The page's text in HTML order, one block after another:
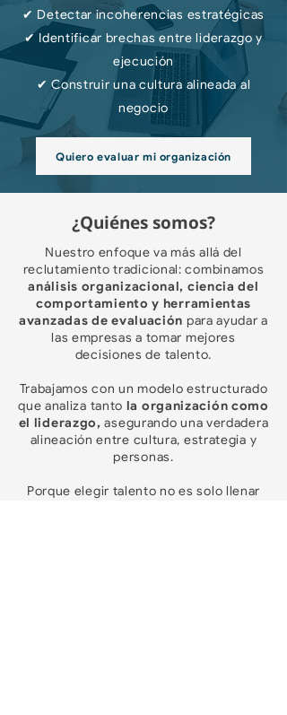
✔ Detectar incoherencias estratégicas
✔ Identificar brechas entre liderazgo y
ejecución
✔ Construir una cultura alineada al
negocio
Quiero evaluar mi organización
¿Quiénes somos?
Nuestro enfoque va más allá del
reclutamiento tradicional: combinamos
análisis organizacional, ciencia del
comportamiento y herramientas
avanzadas de evaluación para ayudar a
las empresas a tomar mejores
decisiones de talento.
Trabajamos con un modelo estructurado
que analiza tanto la organización como
el liderazgo, asegurando una verdadera
alineación entre cultura, estrategia y
personas.
Porque elegir talento no es solo llenar